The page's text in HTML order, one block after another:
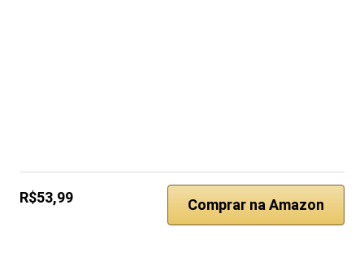
R$53,99 Comprar na Amazon